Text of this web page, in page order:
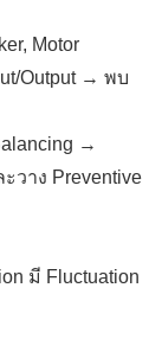
Motor
Output → พบ
→
วาง Preventive
มี Fluctuation